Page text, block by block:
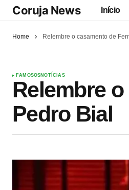
Coruja News Início
Home Relembre o casamento de
FAMOSOSNOTÍCIAS
Relembre
Pedro Bial